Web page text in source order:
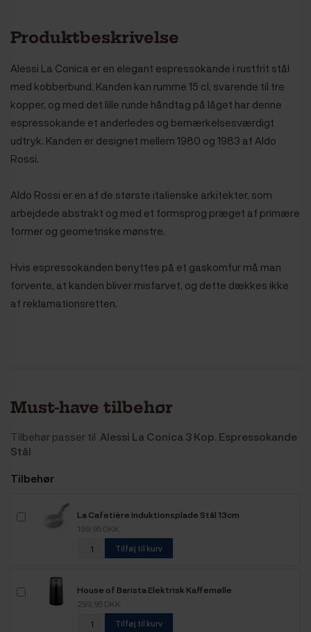
Produktbeskrivelse
Alessi La Conica er en elegant espressokande i rustfrit stål
med kobberbund. Kanden kan rumme 15 cl, svarende til tre
kopper, og med det lille runde håndtag på låget har denne
espressokande et anderledes og bemærkelsesværdigt
udtryk. Kanden er designet mellem 1980 og 1983 af Aldo
Rossi.
Aldo Rossi er en af de største italienske arkitekter, som
arbejdede abstrakt og med et formsprog præget af primære
former og geometriske mønstre.
Hvis espressokanden benyttes på et gaskomfur må man
forvente, at kanden bliver misfarvet, og dette dækkes ikke
af reklamationsretten.
Must-have tilbehør
Tilbehør passer til Alessi La Conica 3 Kop. Espressokande
Stål
Tilbehør
La Cafetière Induktionsplade Stål 13cm
199,95 DKK
Tilføj til kurv
House of Barista Elektrisk Kaffemølle
299,95 DKK
Tilføj til kurv